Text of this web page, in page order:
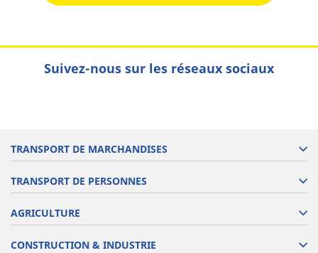
Suivez-nous sur les réseaux sociaux
TRANSPORT DE MARCHANDISES
TRANSPORT DE PERSONNES
AGRICULTURE
CONSTRUCTION & INDUSTRIE